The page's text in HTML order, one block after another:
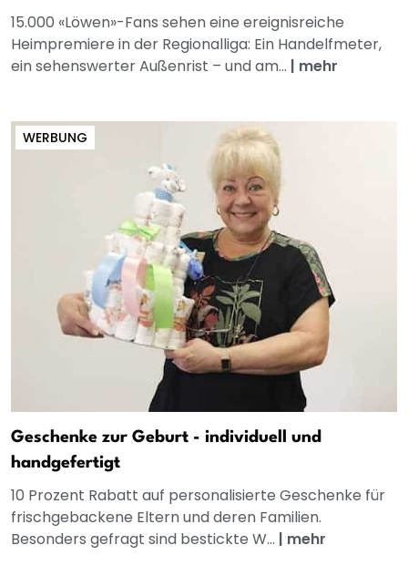
15.000 «Löwen»-Fans sehen eine ereignisreiche
Heimpremiere in der Regionalliga: Ein Handelfmeter,
ein sehenswerter Außenrist – und am... | mehr
WERBUNG
Geschenke zur Geburt - individuell und
handgefertigt
10 Prozent Rabatt auf personalisierte Geschenke für
frischgebackene Eltern und deren Familien.
Besonders gefragt sind bestickte W... | mehr